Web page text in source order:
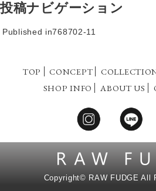
投稿ナビゲーション
Published in768702-11
TOP CONCEPT
SHOP INFO
ABOUT US
Copyright© RAW FUDGE All